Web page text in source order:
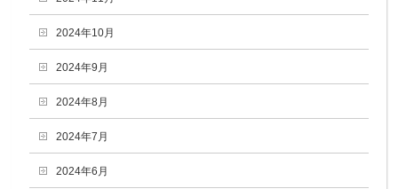
2024年10月
2024年9月
2024年8月
2024年7月
2024年6月